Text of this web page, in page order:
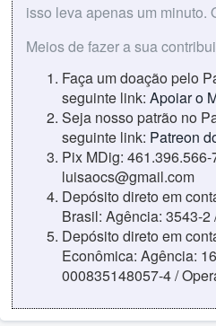
isso leva apenas um minuto.
Meios de fazer a sua
Faça um doação pelo
seguinte link: Apoiar o
Seja nosso patrão no
seguinte link: Patreon
Pix MDig: 461.396.566-
luisaocs@gmail.com
Depósito direto em
Brasil: Agência: 3543-
Depósito direto em
Econômica: Agência:
000835148057-4 /